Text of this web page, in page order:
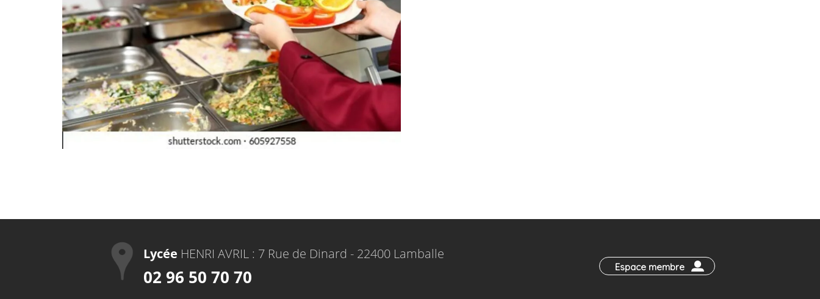
Lycée HENRI AVRIL : 7 Rue de Dinard - 22400 Lamballe
02 96 50 70 70 Espace membre